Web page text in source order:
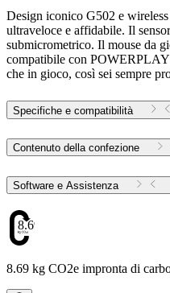
Design iconico G502 e
ultraveloce e affidabile. Il
submicrometrico. Il mouse da
compatibile con POWERPLAY
che in gioco, così sei sempre
Specifiche e compatibilità
Contenuto della confezione
Software e Assistenza
8.69
8.69 kg CO2e impronta di